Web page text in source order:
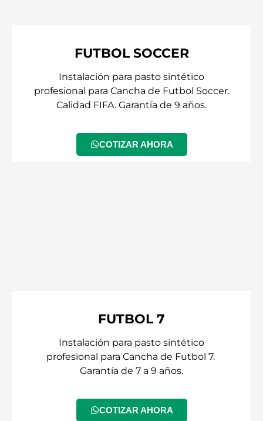
FUTBOL SOCCER
Instalación para pasto sintético
profesional para Cancha de Futbol Soccer.
Calidad FIFA. Garantía de 9 años.
COTIZAR AHORA
FUTBOL 7
Instalación para pasto sintético
profesional para Cancha de Futbol 7.
Garantía de 7 a 9 años.
COTIZAR AHORA